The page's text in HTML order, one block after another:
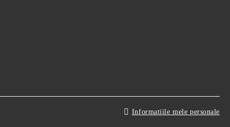
Informatiile mele personale